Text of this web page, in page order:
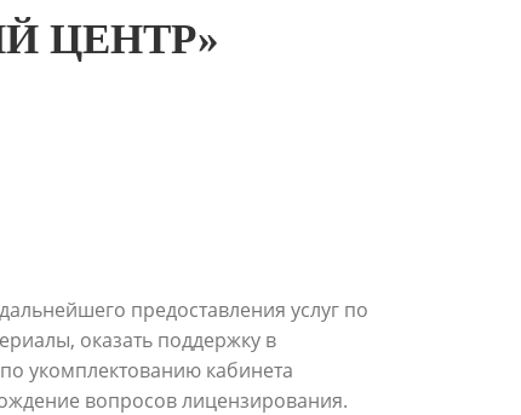
ЦЕНТР»
предоставления услуг по
оказать поддержку в
укомплектованию кабинета
вопросов лицензирования.